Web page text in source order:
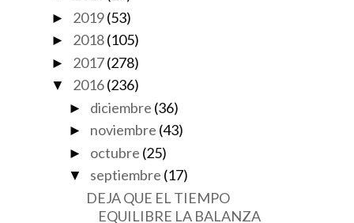
► 2019(53)
► 2018(105)
► 2017(278)
▼ 2016(236)
► diciembre (36)
► noviembre (43)
► octubre (25)
▼ septiembre (17)
DEJA QUE EL TIEMPO
EQUILIBRE LA BALANZA